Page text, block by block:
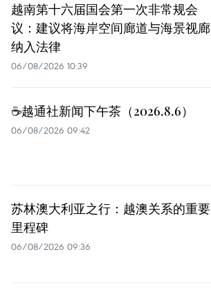
越南第十六届国会第一次非常规会
议：建议将海岸空间廊道与海景视廊
纳入法律
06/08/2026 10:39
☕️越通社新闻下午茶（2026.8.6）
06/08/2026 09:42
苏林澳大利亚之行：越澳关系的重要
里程碑
06/08/2026 09:36